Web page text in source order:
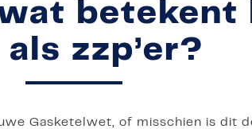
betekent
als zzp’er?
Gasketelwet, of misschien is dit